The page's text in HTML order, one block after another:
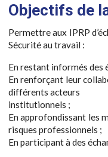
Objectifs de
Permettre aux IPRP
Sécurité au travail :
En restant informés des
En renforçant leur
différents acteurs
institutionnels ;
En approfondissant les
risques professionnels ;
En participant à des